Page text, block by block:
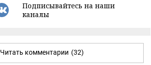
Подписывайтесь на наши
каналы
Читать комментарии (32)